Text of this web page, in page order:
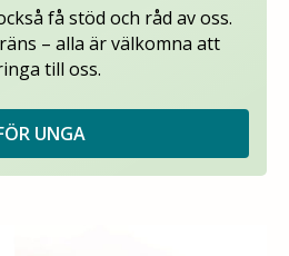
få stöd och råd av oss.
– alla är välkomna att
till oss.
UNGA